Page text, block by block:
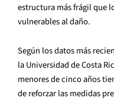
estructura más frágil que
vulnerables al daño.
Según los datos más
la Universidad de Costa
menores de cinco años
de reforzar las medidas